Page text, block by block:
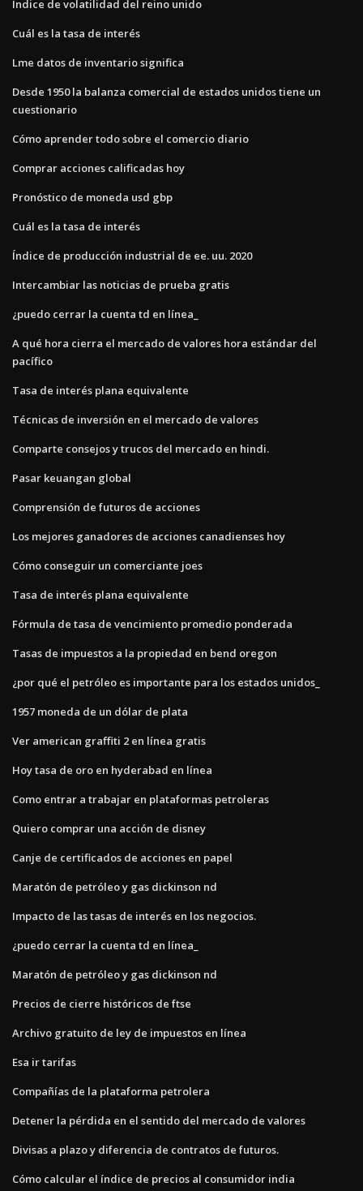
Índice de volatilidad del reino unido
Cuál es la tasa de interés
Lme datos de inventario significa
Desde 1950 la balanza comercial de estados unidos tiene un
cuestionario
Cómo aprender todo sobre el comercio diario
Comprar acciones calificadas hoy
Pronóstico de moneda usd gbp
Cuál es la tasa de interés
Índice de producción industrial de ee. uu. 2020
Intercambiar las noticias de prueba gratis
¿puedo cerrar la cuenta td en línea_
A qué hora cierra el mercado de valores hora estándar del
pacífico
Tasa de interés plana equivalente
Técnicas de inversión en el mercado de valores
Comparte consejos y trucos del mercado en hindi.
Pasar keuangan global
Comprensión de futuros de acciones
Los mejores ganadores de acciones canadienses hoy
Cómo conseguir un comerciante joes
Tasa de interés plana equivalente
Fórmula de tasa de vencimiento promedio ponderada
Tasas de impuestos a la propiedad en bend oregon
¿por qué el petróleo es importante para los estados unidos_
1957 moneda de un dólar de plata
Ver american graffiti 2 en línea gratis
Hoy tasa de oro en hyderabad en línea
Como entrar a trabajar en plataformas petroleras
Quiero comprar una acción de disney
Canje de certificados de acciones en papel
Maratón de petróleo y gas dickinson nd
Impacto de las tasas de interés en los negocios.
¿puedo cerrar la cuenta td en línea_
Maratón de petróleo y gas dickinson nd
Precios de cierre históricos de ftse
Archivo gratuito de ley de impuestos en línea
Esa ir tarifas
Compañías de la plataforma petrolera
Detener la pérdida en el sentido del mercado de valores
Divisas a plazo y diferencia de contratos de futuros.
Cómo calcular el índice de precios al consumidor india